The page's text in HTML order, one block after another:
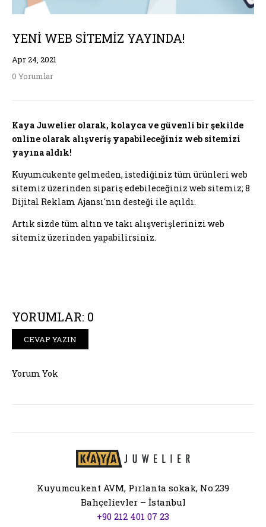
YENI WEB SITEMIZ YAYINDA!
Apr24, 2021
0 Yorumlar
Kaya Juwelier olarak, kolayca ve güvenli bir şekilde
online olarak alışveriş yapabileceğiniz web sitemizi
yayına aldık!
Kuyumcukente gelmeden, istediğiniz tüm ürünleri web
sitemiz üzerinden sipariş edebileceğiniz web sitemiz; 8
Dijital Reklam Ajansı'nın desteği ile açıldı.
Artık sizde tüm altın ve takı alışverişlerinizi web
sitemiz üzerinden yapabilirsiniz.
YORUMLAR: 0
CEVAP YAZIN
Yorum Yok
Kuyumcukent AVM, Pırlanta sokak, No:239
Bahçelievler – İstanbul
+90 212 401 07 23